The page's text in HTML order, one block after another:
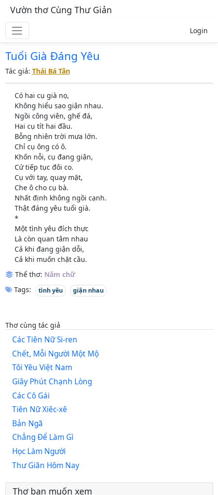
Vườn thơ Cùng Thư Giản
Login
Tuổi Già Đáng Yêu
Tác giả: Thái Bá Tân
Có hai cụ già nọ,
Không hiểu sao giận nhau.
Ngồi công viên, ghế đá,
Hai cụ tít hai đầu.
Bỗng nhiên trời mưa lớn.
Chỉ cụ ông có ô.
Khốn nỗi, cụ đang giận,
Cứ tiếp tục đôi co.
Cụ với tay, quay mặt,
Che ô cho cụ bà.
Nhất định không ngồi cạnh.
Thật đáng yêu tuổi già.
*
Một tình yêu đích thực
Là còn quan tâm nhau
Cả khi đang giận dỗi,
Cả khi muốn chặt cầu.
Thể thơ: Năm chữ
Tags:
tình yêu giận nhau
Thơ cùng tác giả
Các Tiên Nữ Si-ren
Chết, Mỗi Người Một Mộ
Tôi Yêu Việt Nam
Giây Phút Chạnh Lòng
Các Cô Gái
Tiên Nữ Xiêc-xê
Bản Ngã
Chẳng Để Làm Gì
Học Làm Người
Thư Giãn Hôm Nay
Thơ bạn muốn xem